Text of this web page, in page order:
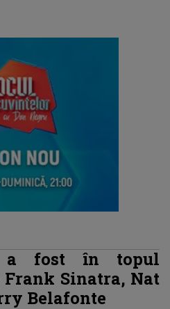
a fost în topul
Sinatra, Nat
Belafonte